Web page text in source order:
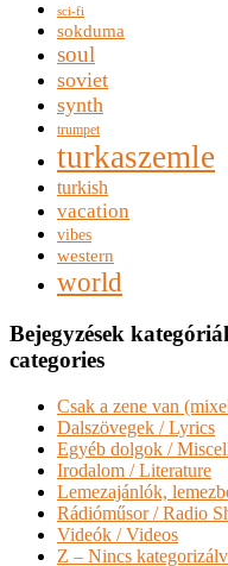
sci-fi
sokduma
soul
soviet
synth
trumpet
turkaszemle
turkish
vacation
vibes
western
world
Bejegyzések
categories
Csak a zene van
Dalszövegek / Lyrics
Egyéb dolgok /
Irodalom / Literature
Lemezajánlók,
Rádióműsor / Radio
Videók / Videos
Z – Nincs